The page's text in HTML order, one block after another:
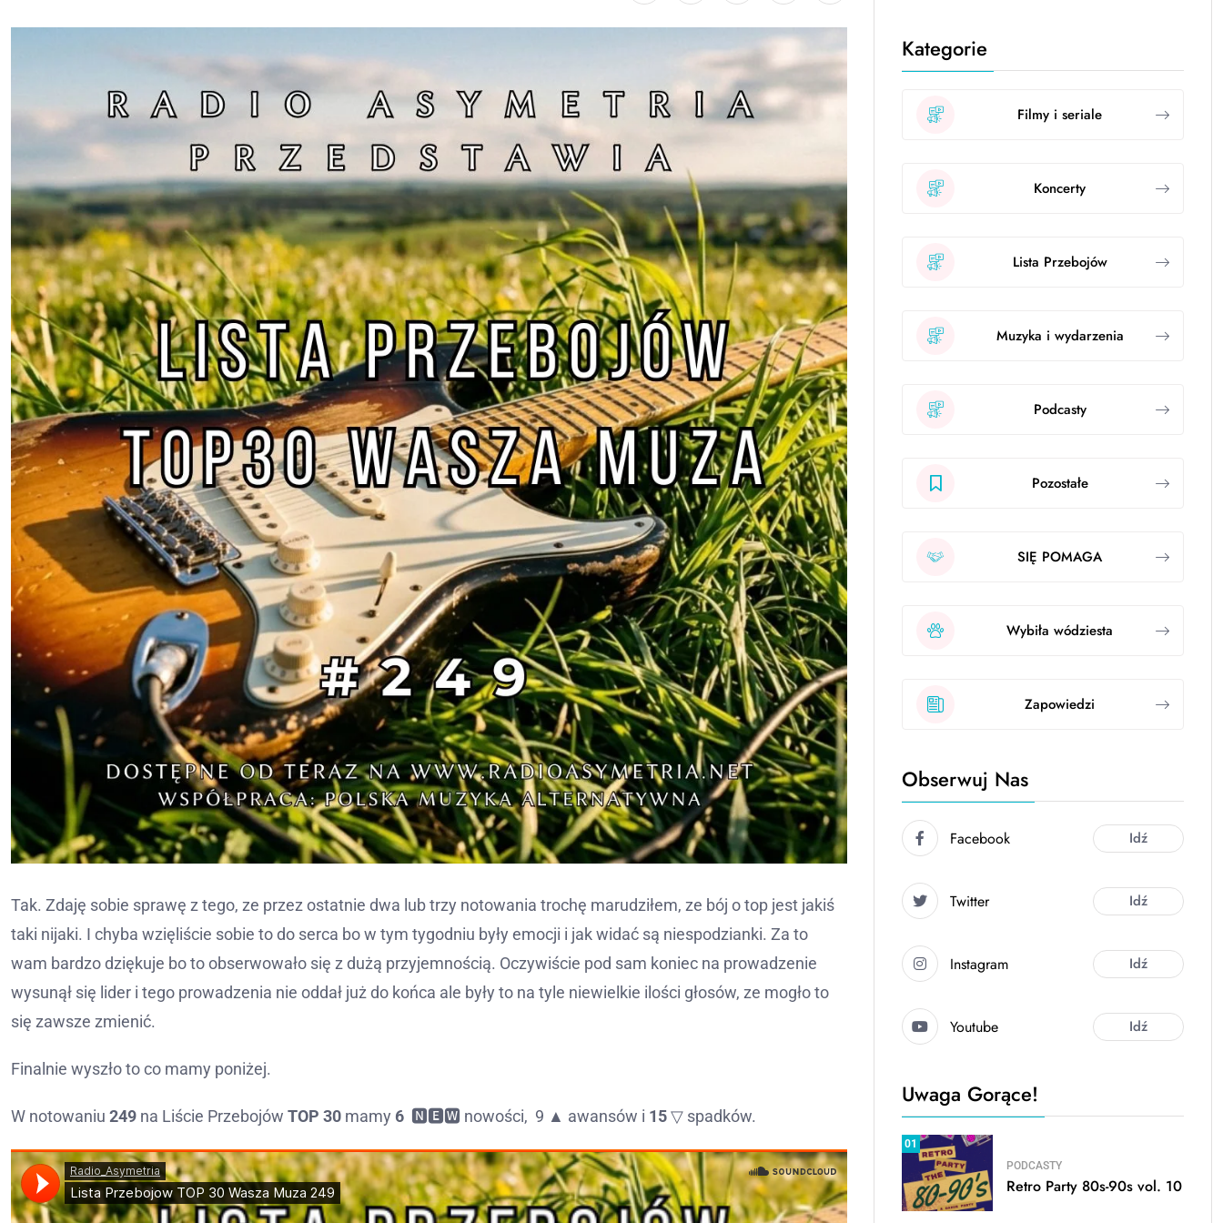
Tak. Zdaję sobie sprawę z tego, ze przez ostatnie dwa lub trzy notowania trochę marudziłem, ze bój o top jest jakiś
taki nijaki. I chyba wzięliście sobie to do serca bo w tym tygodniu były emocji i jak widać są niespodzianki. Za to
wam bardzo dziękuje bo to obserwowało się z dużą przyjemnością. Oczywiście pod sam koniec na prowadzenie
wysunął się lider i tego prowadzenia nie oddał już do końca ale były to na tyle niewielkie ilości głosów, ze mogło to
się zawsze zmienić.
Finalnie wyszło to co mamy poniżej.
W notowaniu 249 na Liście Przebojów TOP 30 mamy 6 🅽🅴🆆 nowości, 9 ▲ awansów i 15▽ spadków.
Kategorie
Filmy i seriale
Koncerty
Lista Przebojów
Muzyka i wydarzenia
Podcasty
Pozostałe
SIĘ POMAGA
Wybiła wódziesta
Zapowiedzi
Obserwuj Nas
Facebook Idź
Twitter Idź
Instagram Idź
Youtube Idź
Uwaga Gorące!
01
PODCASTY
Retro Party 80s-90s vol. 10